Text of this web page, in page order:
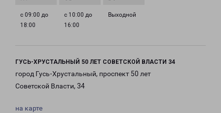
с 09:00 до
18:00
с 10:00 до
16:00
Выходной
ГУСЬ-ХРУСТАЛЬНЫЙ 50 ЛЕТ СОВЕТСКОЙ ВЛАСТИ 34
город Гусь-Хрустальный, проспект 50 лет
Советской Власти, 34
на карте